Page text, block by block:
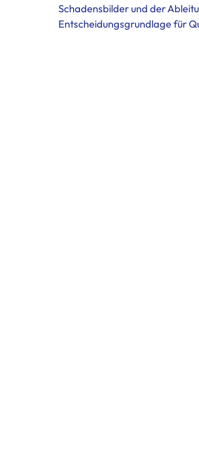
Schadensbilder und der
Entscheidungsgrundlage für